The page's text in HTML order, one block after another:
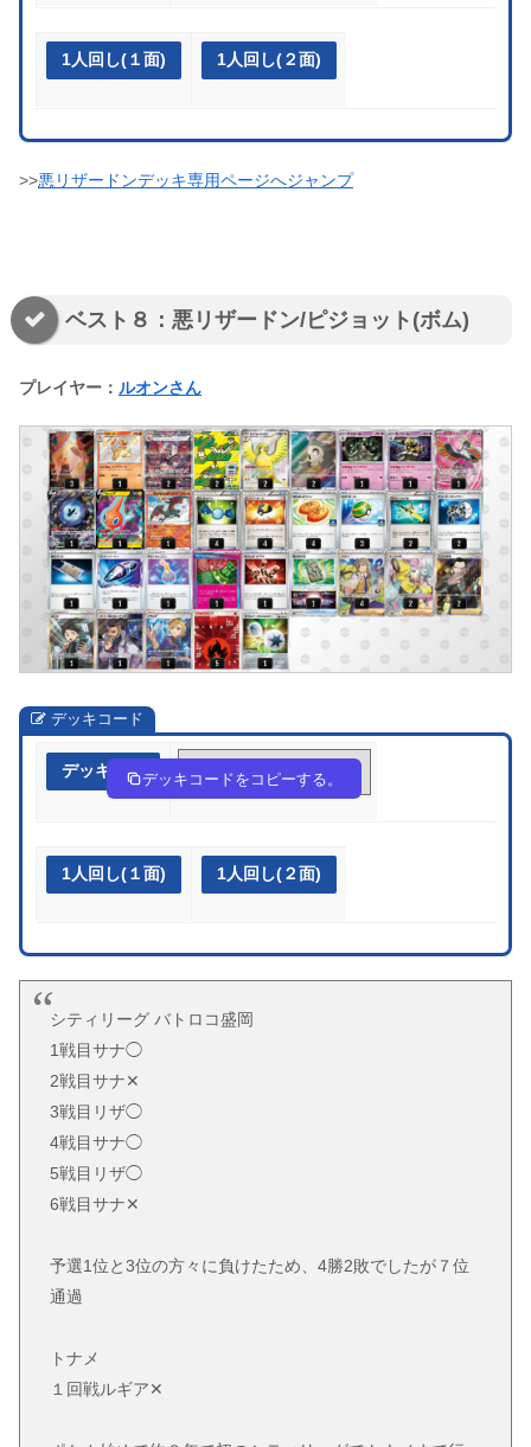
1人回し(１面) 1人回し(２面)
>>悪リザードンデッキ専用ページへジャンプ
ベスト８：悪リザードン/ピジョット(ボム)
プレイヤー： ルオンさん
デッキコード
デッキ作成 5d5VV5-y5C623-kFkVdF
デッキコードをコピーする。
1人回し(１面) 1人回し(２面)
シティリーグ バトロコ盛岡
1戦目サナ◯
2戦目サナ✕
3戦目リザ◯
4戦目サナ◯
5戦目リザ◯
6戦目サナ✕
予選1位と3位の方々に負けたため、4勝2敗でしたが７位
通過
トナメ
１回戦ルギア✕